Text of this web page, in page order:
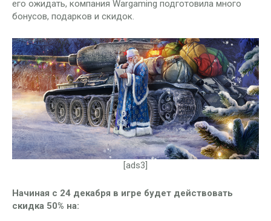
его ожидать, компания Wargaming подготовила много
бонусов, подарков и скидок.
[ads3]
Начиная с 24 декабря в игре будет действовать
скидка 50% на: